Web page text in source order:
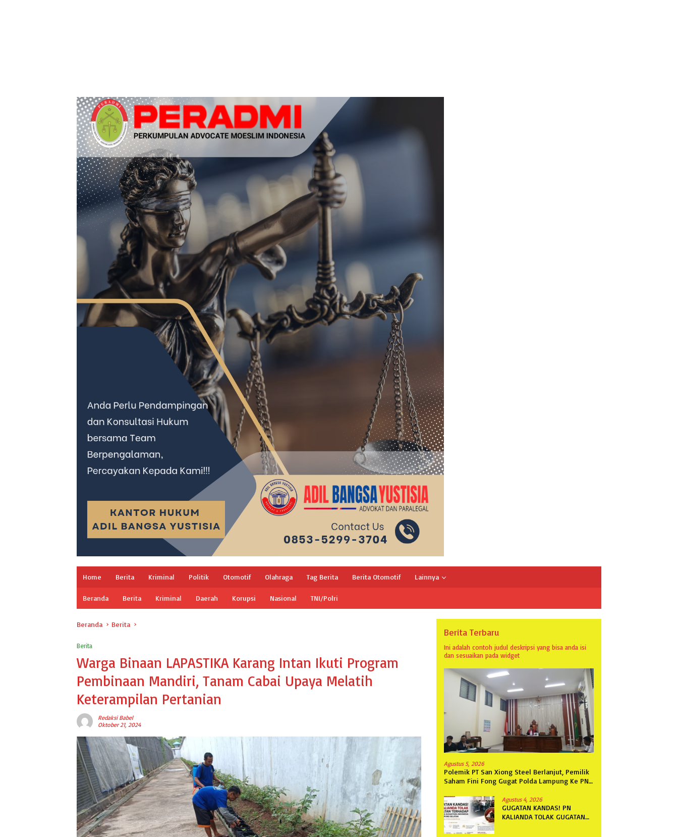
Home Berita Kriminal Politik Otomotif Olahraga Tag Berita Berita Otomotif Lainnya
Beranda Berita Kriminal Daerah Korupsi Nasional TNI/Polri
Beranda Berita
Berita
Warga Binaan LAPASTIKA Karang Intan Ikuti Program
Pembinaan Mandiri, Tanam Cabai Upaya Melatih
Keterampilan Pertanian
Redaksi Babel
Oktober 21, 2024
Berita Terbaru
Ini adalah contoh judul deskripsi yang bisa anda isi
dan sesuaikan pada widget
Agustus 5, 2026
Polemik PT San Xiong Steel Berlanjut, Pemilik
Saham Fini Fong Gugat Polda Lampung Ke PN
Agustus 4, 2026
GUGATAN KANDAS! PN
KALIANDA TOLAK GUGATAN